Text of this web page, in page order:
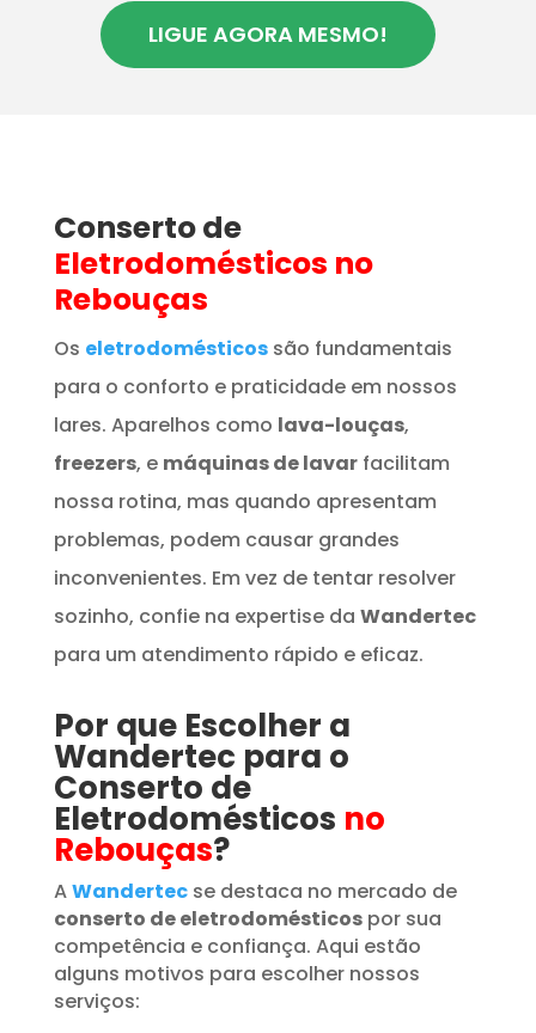
LIGUE AGORA MESMO!
Conserto de
Eletrodomésticos no
Rebouças
Os eletrodomésticos são fundamentais
para o conforto e praticidade em nossos
lares. Aparelhos como lava-louças,
freezers, e máquinas de lavarfacilitam
nossa rotina, mas quando apresentam
problemas, podem causar grandes
inconvenientes. Em vez de tentar resolver
sozinho, confie na expertise da Wandertec
para um atendimento rápido e eficaz.
Por que Escolher a
Wandertec para o
Conserto de
Eletrodomésticos no
Rebouças?
AWandertecse destaca no mercado de
conserto de eletrodomésticospor sua
competência e confiança. Aqui estão
alguns motivos para escolher nossos
serviços: